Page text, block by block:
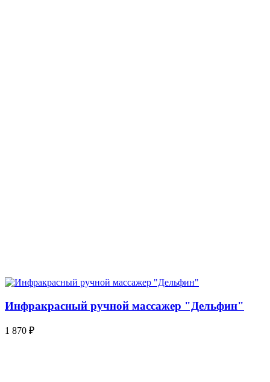
Инфракрасный ручной массажер "Дельфин"
1 870 ₽